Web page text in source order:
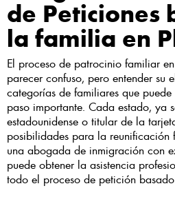
de Peticiones
la familia en
El proceso de patrocinio familiar
parecer confuso, pero entender su
categorías de familiares que
paso importante. Cada estado, ya
estadounidense o titular de la
posibilidades para la
una abogada de inmigración con
puede obtener la asistencia
todo el proceso de petición